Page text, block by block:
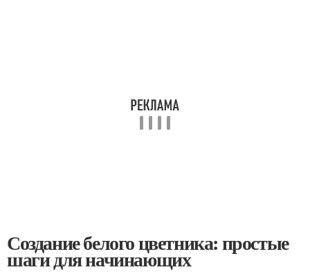
Создание белого цветника: простые
шаги для начинающих